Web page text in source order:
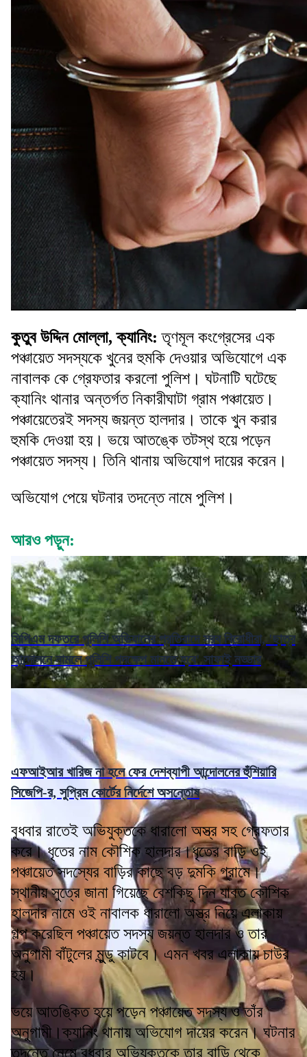
কুতুব উদ্দিন মোল্লা, ক্যানিং: তৃণমূল কংগ্রেসের এক
পঞ্চায়েত সদস্যকে খুনের হুমকি দেওয়ার অভিযোগে এক
নাবালক কে গ্রেফতার করলো পুলিশ। ঘটনাটি ঘটেছে
ক্যানিং থানার অন্তর্গত নিকারীঘাটা গ্রাম পঞ্চায়েত।
পঞ্চায়েতেরই সদস্য জয়ন্ত হালদার। তাকে খুন করার
হুমকি দেওয়া হয়। ভয়ে আতঙ্কে তটস্থ হয়ে পড়েন
পঞ্চায়েত সদস্য। তিনি থানায় অভিযোগ দায়ের করেন।
অভিযোগ পেয়ে ঘটনার তদন্তে নামে পুলিশ।
আরও পড়ুন:
সিপিএম দফতরে পুলিশি অভিযানের প্রতিবাদে সরব বিরোধীরা, 'ছাত্র
আন্দোলনে নামলে পুলিশি পদক্ষেপ মানতে হবে' সাফাই নড্ডার
এফআইআর খারিজ না হলে ফের দেশব্যাপী আন্দোলনের হুঁশিয়ারি
সিজেপি-র, সুপ্রিম কোর্টের নির্দেশে অসন্তোষ
বুধবার রাতেই অভিযুক্তকে ধারালো অস্ত্র সহ গ্রেফতার
করে। ধৃতের নাম কৌশিক হালদার।ধৃতের বাড়ি ওই
পঞ্চায়েত সদস্যের বাড়ির কাছে বড় দুমকি গ্রামে।
স্থানীয় সুত্রে জানা গিয়েছে বেশকিছু দিন যাবত কৌশিক
হালদার নামে ওই নাবালক ধারালো অস্ত্র নিয়ে এলাকায়
গল্প করেছিল পঞ্চায়েত সদস্য জয়ন্ত হালদার ও তার
অনুগামী বাঁটুলের মুুন্ডু কাটবে। এমন খবর এলাকায় চাউর
হয়।
ভয়ে আতঙ্কিত হয়ে পড়েন পঞ্চায়েত সদস্য ও তাঁর
অনুগামী।ক্যানিং থানায় অভিযোগ দায়ের করেন। ঘটনার
তদন্তে নেমে বুধবার অভিযুক্তকে তার বাড়ি থেকে